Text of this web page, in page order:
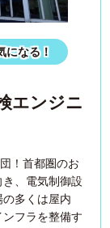
になる！
エンジニ
！首都圏のお
、電気制御設
多くは屋内
フラを整備す